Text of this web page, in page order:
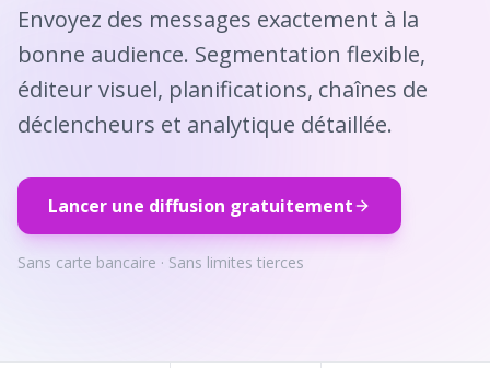
Envoyez des messages exactement à la
bonne audience. Segmentation flexible,
éditeur visuel, planifications, chaînes de
déclencheurs et analytique détaillée.
Lancer une diffusion gratuitement
Sans carte bancaire · Sans limites tierces